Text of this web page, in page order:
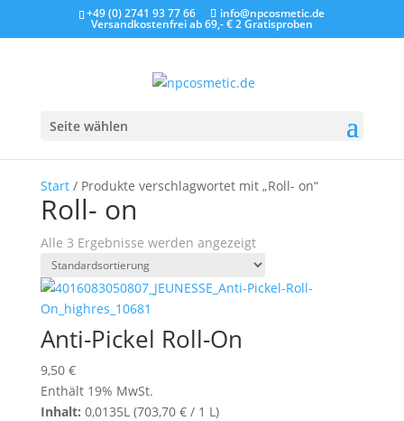
+49 (0) 2741 93 77 66 info@npcosmetic.de
Versandkostenfrei ab 69,- €2 Gratisproben
Seite wählen
Start/ Produkte verschlagwortet mit „Roll- on“
Roll- on
Alle 3 Ergebnisse werden angezeigt
Anti-Pickel Roll-On
9,50 €
Enthält 19% MwSt.
Inhalt: 0,0135L (703,70 €/ 1 L)